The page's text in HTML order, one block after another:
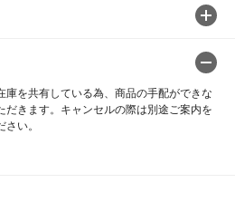
を共有している為、商品の手配ができな
だきます。キャンセルの際は別途ご案内を
い。